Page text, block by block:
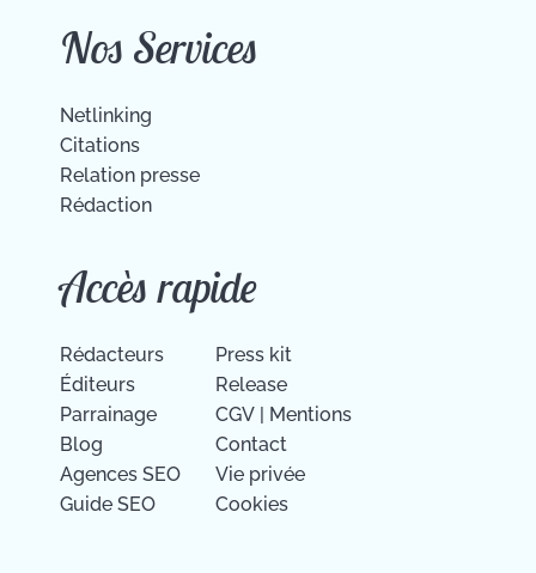
Nos Services
Netlinking
Citations
Relation presse
Rédaction
Accès rapide
Rédacteurs
Éditeurs
Parrainage
Blog
Agences SEO
Guide SEO
Press kit
Release
CGV
Mentions
Contact
Vie privée
Cookies